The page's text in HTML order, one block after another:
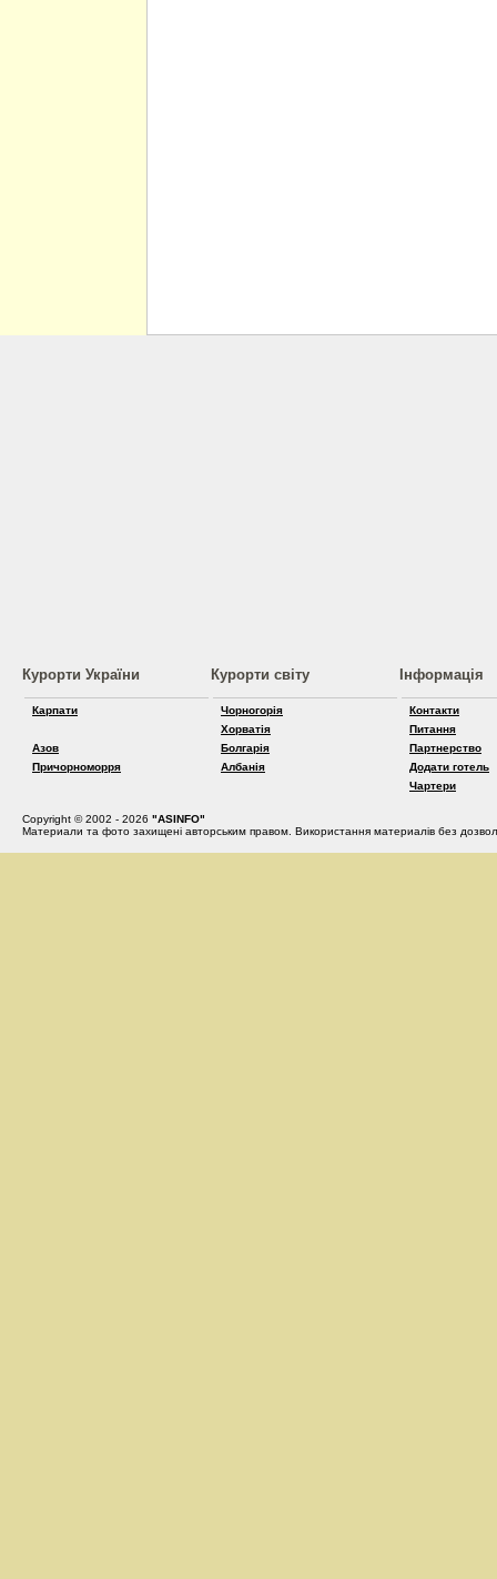
Курорти України
Карпати
Азов
Причорноморря
Курорти світу
Чорногорія
Хорватія
Болгарія
Албанія
Інформація
Контакти
Питання
Партнерство
Додати готель
Чартери
Copyright © 2002 - 2026 "ASINFO"
Материали та фото захищені авторським правом. Використання материалів без